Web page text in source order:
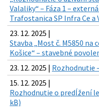
Valaliky“ – Fáza 1 –
Trafostanica SP Infra Ce a
23. 12. 2025 |
Stavba „Most č. M5850 na
Košice“ – stavebné
23. 12. 2025 | Rozhodnutie
15. 12. 2025 |
Rozhodnutie o predĺžení
kB)